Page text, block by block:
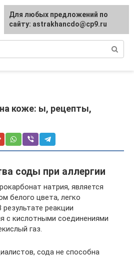
коже: ы, рецепты,
соды при аллергии
натрия, является
белого цвета, легко
реакции
с кислотными соединениями
газ.
сода не способна
Для любых предложений по
сайту: astrakhancdo@cp9.ru